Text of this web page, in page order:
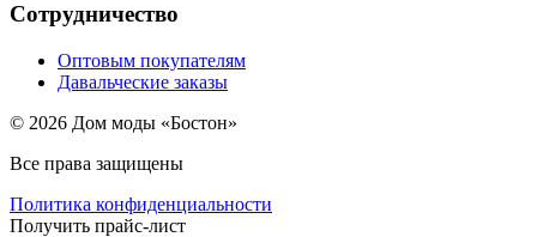
Сотрудничество
Оптовым покупателям
Давальческие заказы
© 2026 Дом моды «Бостон»
Все права защищены
Политика конфиденциальности
Получить прайс-лист